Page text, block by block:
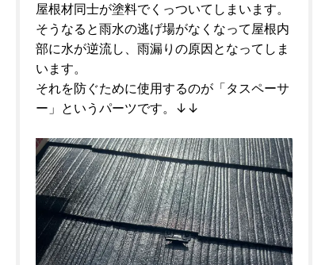
屋根材同士が塗料でくっついてしまいます。
そうなると雨水の逃げ場がなくなって屋根内
部に水が逆流し、雨漏りの原因となってしま
います。
それを防ぐために使用するのが「タスペーサ
ー」というパーツです。↓↓